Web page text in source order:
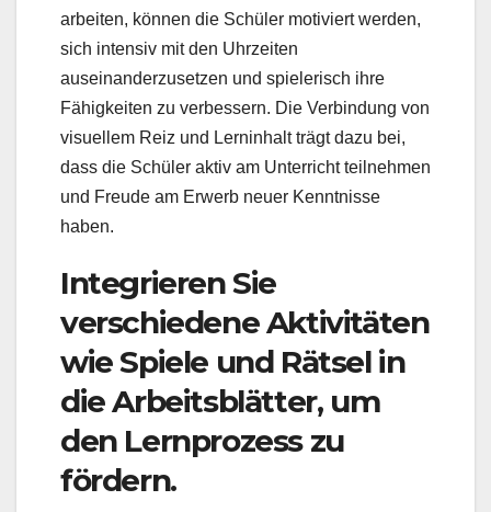
arbeiten, können die Schüler motiviert werden,
sich intensiv mit den Uhrzeiten
auseinanderzusetzen und spielerisch ihre
Fähigkeiten zu verbessern. Die Verbindung von
visuellem Reiz und Lerninhalt trägt dazu bei,
dass die Schüler aktiv am Unterricht teilnehmen
und Freude am Erwerb neuer Kenntnisse
haben.
Integrieren Sie
verschiedene Aktivitäten
wie Spiele und Rätsel in
die Arbeitsblätter, um
den Lernprozess zu
fördern.